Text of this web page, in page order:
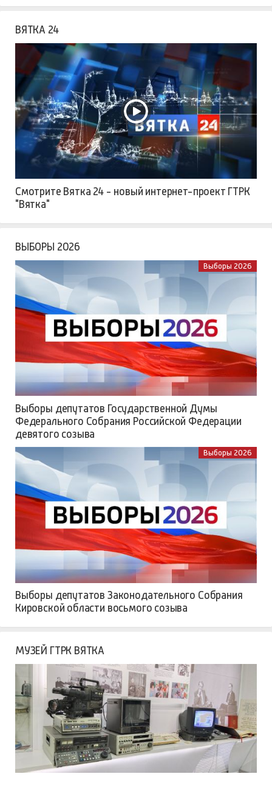
ВЯТКА 24
Смотрите Вятка 24 - новый интернет-проект ГТРК
"Вятка"
ВЫБОРЫ 2026
Выборы 2026
Выборы депутатов Государственной Думы
Федерального Собрания Российской Федерации
девятого созыва
Выборы 2026
Выборы депутатов Законодательного Собрания
Кировской области восьмого созыва
МУЗЕЙ ГТРК ВЯТКА